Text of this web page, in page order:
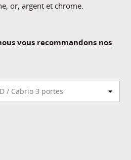
or, argent et chrome.
vous recommandons nos